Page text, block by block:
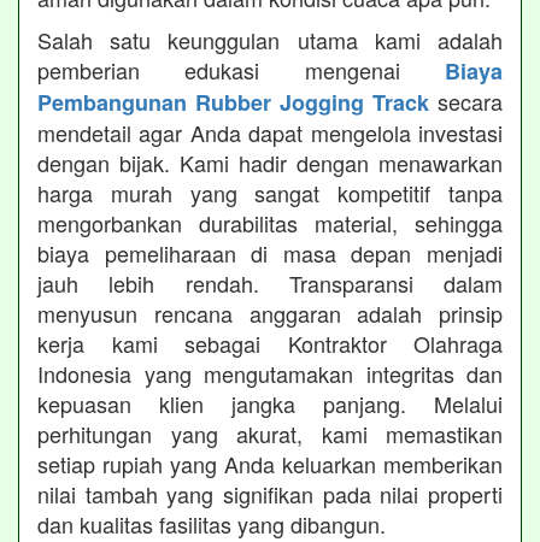
Salah satu keunggulan utama kami adalah
pemberian edukasi mengenai Biaya
Pembangunan Rubber Jogging Track secara
mendetail agar Anda dapat mengelola investasi
dengan bijak. Kami hadir dengan menawarkan
harga murah yang sangat kompetitif tanpa
mengorbankan durabilitas material, sehingga
biaya pemeliharaan di masa depan menjadi
jauh lebih rendah. Transparansi dalam
menyusun rencana anggaran adalah prinsip
kerja kami sebagai Kontraktor Olahraga
Indonesia yang mengutamakan integritas dan
kepuasan klien jangka panjang. Melalui
perhitungan yang akurat, kami memastikan
setiap rupiah yang Anda keluarkan memberikan
nilai tambah yang signifikan pada nilai properti
dan kualitas fasilitas yang dibangun.